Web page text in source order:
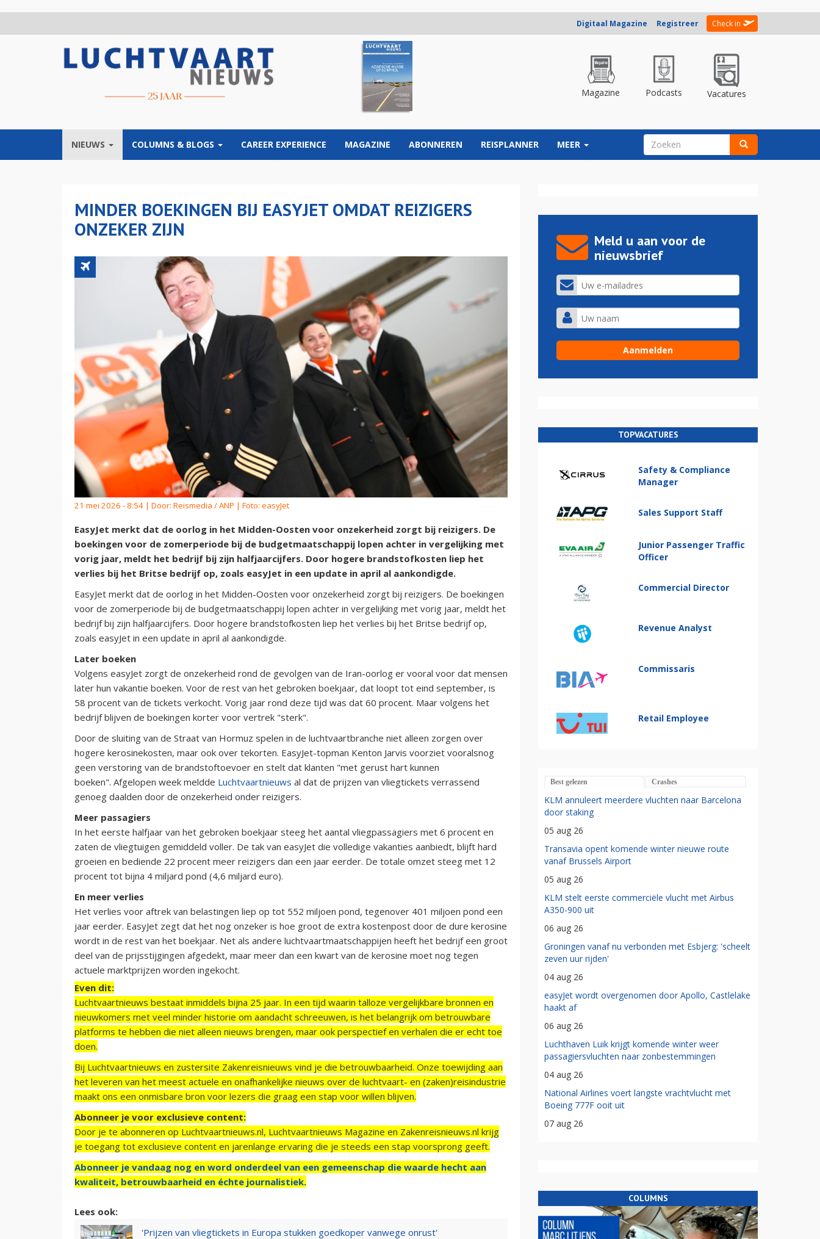
Digitaal Magazine Registreer Check in
Magazine Podcasts Vacatures
NIEUWS COLUMNS & BLOGS CAREER EXPERIENCE MAGAZINE ABONNEREN REISPLANNER MEER ZOEKVELD
MINDER BOEKINGEN BIJ EASYJET OMDAT REIZIGERS
ONZEKER ZIJN
21 mei 2026 - 8:54 | Door: Reismedia / ANP | Foto: easyJet
EasyJet merkt dat de oorlog in het Midden-Oosten voor onzekerheid zorgt bij reizigers. De
boekingen voor de zomerperiode bij de budgetmaatschappij lopen achter in vergelijking met
vorig jaar, meldt het bedrijf bij zijn halfjaarcijfers. Door hogere brandstofkosten liep het
verlies bij het Britse bedrijf op, zoals easyJet in een update in april al aankondigde.
EasyJet merkt dat de oorlog in het Midden-Oosten voor onzekerheid zorgt bij reizigers. De boekingen
voor de zomerperiode bij de budgetmaatschappij lopen achter in vergelijking met vorig jaar, meldt het
bedrijf bij zijn halfjaarcijfers. Door hogere brandstofkosten liep het verlies bij het Britse bedrijf op,
zoals easyJet in een update in april al aankondigde.
Later boeken
Volgens easyJet zorgt de onzekerheid rond de gevolgen van de Iran-oorlog er vooral voor dat mensen
later hun vakantie boeken. Voor de rest van het gebroken boekjaar, dat loopt tot eind september, is
58 procent van de tickets verkocht. Vorig jaar rond deze tijd was dat 60 procent. Maar volgens het
bedrijf blijven de boekingen korter voor vertrek "sterk".
Door de sluiting van de Straat van Hormuz spelen in de luchtvaartbranche niet alleen zorgen over
hogere kerosinekosten, maar ook over tekorten. EasyJet-topman Kenton Jarvis voorziet vooralsnog
geen verstoring van de brandstoftoevoer en stelt dat klanten "met gerust hart kunnen
boeken". Afgelopen week meldde Luchtvaartnieuws al dat de prijzen van vliegtickets verrassend
genoeg daalden door de onzekerheid onder reizigers.
Meer passagiers
In het eerste halfjaar van het gebroken boekjaar steeg het aantal vliegpassagiers met 6 procent en
zaten de vliegtuigen gemiddeld voller. De tak van easyJet die volledige vakanties aanbiedt, blijft hard
groeien en bediende 22 procent meer reizigers dan een jaar eerder. De totale omzet steeg met 12
procent tot bijna 4 miljard pond (4,6 miljard euro).
En meer verlies
Het verlies voor aftrek van belastingen liep op tot 552 miljoen pond, tegenover 401 miljoen pond een
jaar eerder. EasyJet zegt dat het nog onzeker is hoe groot de extra kostenpost door de dure kerosine
wordt in de rest van het boekjaar. Net als andere luchtvaartmaatschappijen heeft het bedrijf een groot
deel van de prijsstijgingen afgedekt, maar meer dan een kwart van de kerosine moet nog tegen
actuele marktprijzen worden ingekocht.
Even dit:
Luchtvaartnieuws bestaat inmiddels bijna 25 jaar. In een tijd waarin talloze vergelijkbare bronnen en
nieuwkomers met veel minder historie om aandacht schreeuwen, is het belangrijk om betrouwbare
platforms te hebben die niet alleen nieuws brengen, maar ook perspectief en verhalen die er echt toe
doen.
Bij Luchtvaartnieuws en zustersite Zakenreisnieuws vind je die betrouwbaarheid. Onze toewijding aan
het leveren van het meest actuele en onafhankelijke nieuws over de luchtvaart- en (zaken)reisindustrie
maakt ons een onmisbare bron voor lezers die graag een stap voor willen blijven.
Abonneer je voor exclusieve content:
Door je te abonneren op Luchtvaartnieuws.nl, Luchtvaartnieuws Magazine en Zakenreisnieuws.nl krijg
je toegang tot exclusieve content en jarenlange ervaring die je steeds een stap voorsprong geeft.
Abonneer je vandaag nog en word onderdeel van een gemeenschap die waarde hecht aan
kwaliteit, betrouwbaarheid en échte journalistiek.
Lees ook:
'Prijzen van vliegtickets in Europa stukken goedkoper vanwege onrust'
Meld u aan voor de
nieuwsbrief
TOPVACATURES
Safety & Compliance
Manager
Sales Support Staff
Junior Passenger Traffic
Officer
Commercial Director
Revenue Analyst
Commissaris
Retail Employee
Best gelezen Crashes
KLM annuleert meerdere vluchten naar Barcelona
door staking
05 aug 26
Transavia opent komende winter nieuwe route
vanaf Brussels Airport
05 aug 26
KLM stelt eerste commerciële vlucht met Airbus
A350-900 uit
06 aug 26
Groningen vanaf nu verbonden met Esbjerg: 'scheelt
zeven uur rijden'
04 aug 26
easyJet wordt overgenomen door Apollo, Castlelake
haakt af
06 aug 26
Luchthaven Luik krijgt komende winter weer
passagiersvluchten naar zonbestemmingen
04 aug 26
National Airlines voert langste vrachtvlucht met
Boeing 777F ooit uit
07 aug 26
COLUMNS